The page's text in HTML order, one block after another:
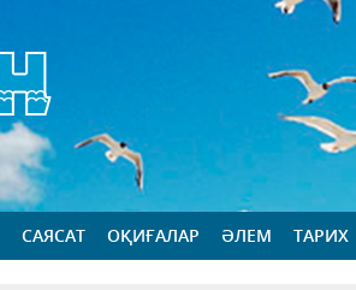
САЯСАТ ОҚИҒАЛАР ӘЛЕМ ТАРИХ